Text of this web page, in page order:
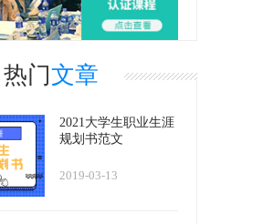
热门文章
2021大学生职业生涯
规划书范文
2019-03-13